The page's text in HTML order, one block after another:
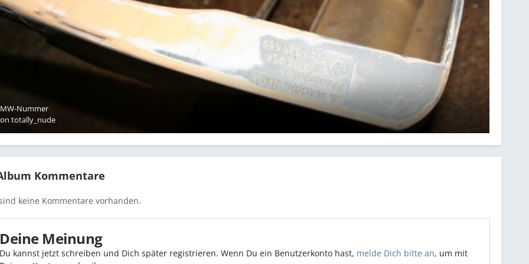
Nummer
totally_nude
Kommentare
keine Kommentare vorhanden.
Deine Meinung
Du kannst jetzt schreiben und Dich später registrieren. Wenn Du ein Benutzerkonto hast, melde Dich bitte an, um mit